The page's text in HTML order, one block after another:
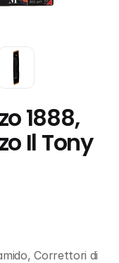
1888,
Il Tony
Correttori di